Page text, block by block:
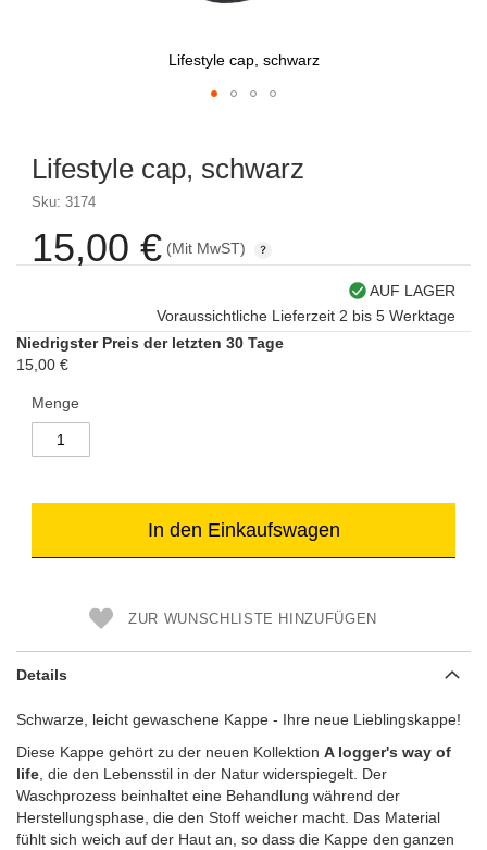
Lifestyle cap, schwarz
Sku: 3174
15,00 € (Mit MwST)
AUF LAGER
Voraussichtliche Lieferzeit 2 bis 5 Werktage
Niedrigster Preis der letzten 30 Tage
15,00 €
Menge
In den Einkaufswagen
ZUR WUNSCHLISTE HINZUFÜGEN
Lifestyle cap, schwarz
the
images
Details
Schwarze, leicht gewaschene Kappe - Ihre neue Lieblingskappe!
Diese Kappe gehört zu der neuen Kollektion A logger's way of
life, die den Lebensstil in der Natur widerspiegelt. Der
Waschprozess beinhaltet eine Behandlung während der
Herstellungsphase, die den Stoff weicher macht. Das Material
fühlt sich weich auf der Haut an, so dass die Kappe den ganzen